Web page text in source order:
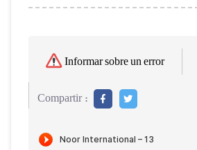
Informar sobre un error
Compartir :